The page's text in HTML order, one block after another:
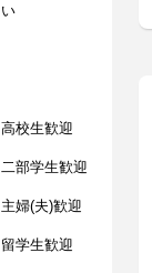
い
高校生歓迎
二部学生歓迎
主婦(夫)歓迎
留学生歓迎